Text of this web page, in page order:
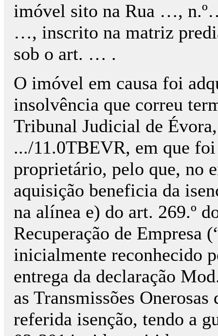
imóvel sito na Rua …,
…, inscrito na matriz
sob o art. … .
O imóvel em causa foi
insolvência que correu
Tribunal Judicial de Évora,
.../11.0TBEVR, em que
proprietário, pelo que, no
aquisição beneficia da
na alínea e) do art. 269.º
Recuperação de Empresa
inicialmente reconhecido
entrega da declaração
as Transmissões
referida isenção, tendo a